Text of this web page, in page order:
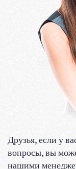
Друзья, если у
вопросы, вы
нашими